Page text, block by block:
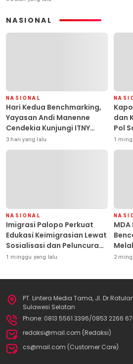
NASIONAL
NASIONAL
Hari Kedua Benchmarking,
Yayasan Andi Manenne
Cendekia Kunjungi ITNY
Yogyakarta
3 hari yang lalu
dan
Pol
1
NASIONAL
Imigrasi Palopo Perkuat
Edukasi Keimigrasian Lewat
Sosialisasi dan Peluncuran
Inovasi Chatbot “IT CHIKA”
1 minggu yang lalu 2
PT. Lintera Media Tama, Jl.
Sulawesi Selatan
Phone: 0813 5561 3396/0853 2266
redaksi@mail.com (Redaksi)
cs@mail.com (Customer Care)